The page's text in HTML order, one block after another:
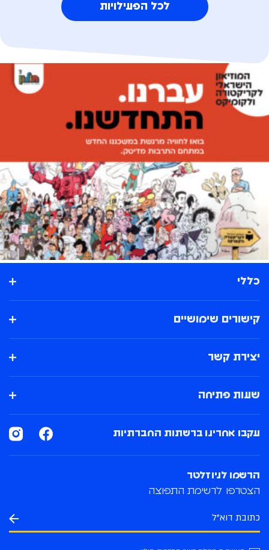
לכל הפעילויות
כללי
קישורים שימושיים
יצירת קשר
שעות פתיחה
הרשמו לניוזלטר
הצטרפו לרשימת התפוצה
עקבו אחרינו ברשתות החברתיות